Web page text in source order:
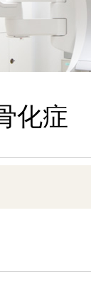
化症